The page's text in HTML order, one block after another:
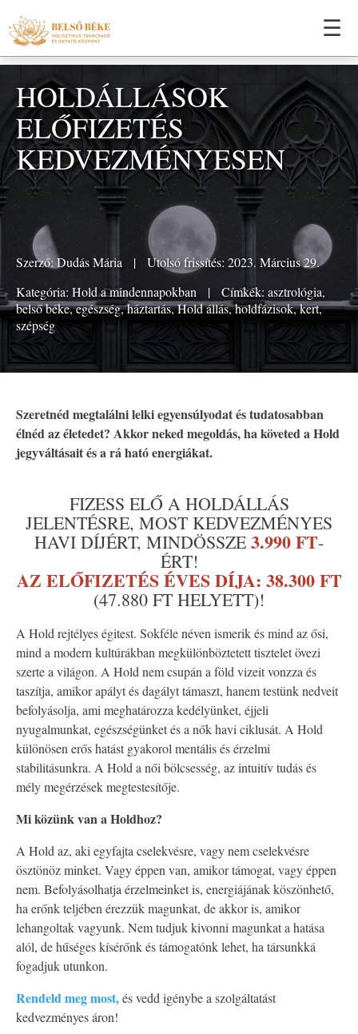
☰
HOLDÁLLÁSOK
ELŐFIZETÉS
KEDVEZMÉNYESEN
Szerző: Dudás Mária | Utolsó frissítés: 2023. Március 29.
Kategória: Hold a mindennapokban | Címkék: asztrológia,
belső béke,egészség,háztartás,Hold állás,holdfázisok,kert,
szépség
Szeretnéd megtalálni lelki egyensúlyodat és tudatosabban
élnéd az életedet? Akkor neked megoldás, ha követed a Hold
jegyváltásait és a rá ható energiákat.
FIZESS ELŐ A HOLDÁLLÁS
JELENTÉSRE, MOST KEDVEZMÉNYES
HAVI DÍJÉRT, MINDÖSSZE 3.990 FT-
ÉRT!
AZ ELŐFIZETÉS ÉVES DÍJA: 38.300 FT
(47.880 FT HELYETT)!
A Hold rejtélyes égitest. Sokféle néven ismerik és mind az ősi,
mind a modern kultúrákban megkülönböztetett tisztelet övezi
szerte a világon. A Hold nem csupán a föld vizeit vonzza és
taszítja, amikor apályt és dagályt támaszt, hanem testünk nedveit
befolyásolja, ami meghatározza kedélyünket, éjjeli
nyugalmunkat, egészségünket és a nők havi ciklusát. A Hold
különösen erős hatást gyakorol mentális és érzelmi
stabilitásunkra. A Hold a női bölcsesség, az intuitív tudás és
mély megérzések megtestesítője.
Mi közünk van a Holdhoz?
A Hold az, aki egyfajta cselekvésre, vagy nem cselekvésre
ösztönöz minket. Vagy éppen van, amikor támogat, vagy éppen
nem. Befolyásolhatja érzelmeinket is, energiájának köszönhető,
ha erőnk teljében érezzük magunkat, de akkor is, amikor
lehangoltak vagyunk. Nem tudjuk kivonni magunkat a hatása
alól, de hűséges kísérőnk és támogatónk lehet, ha társunkká
fogadjuk utunkon.
Rendeld meg most,és vedd igénybe a szolgáltatást
kedvezményes áron!